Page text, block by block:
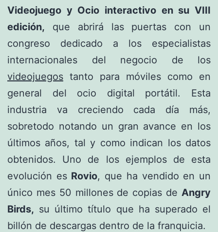
Videojuego y Ocio interactivo en su VIII
edición, que abrirá las puertas con un
congreso dedicado a los especialistas
internacionales del negocio de los
videojuegos tanto para móviles como en
general del ocio digital portátil. Esta
industria va creciendo cada día más,
sobretodo notando un gran avance en los
últimos años, tal y como indican los datos
obtenidos. Uno de los ejemplos de esta
evolución es Rovio, que ha vendido en un
único mes 50 millones de copias de Angry
Birds, su último título que ha superado el
billón de descargas dentro de la franquicia.